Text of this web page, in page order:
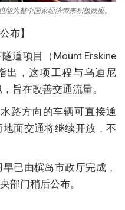
能为整个国家经济带来积极效应。
布】
道项目（Mount Erskine
出，这项工程与乌迪尼
旨在改善交通流量。
路方向的车辆可直接通
面交通将继续开放，不
已由槟岛市政厅完成，
部门稍后公布。